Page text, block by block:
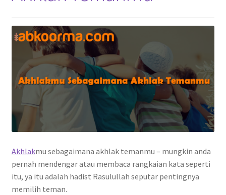
Akhlakmu sebagaimana akhlak temanmu – mungkin anda
pernah mendengar atau membaca rangkaian kata seperti
itu, ya itu adalah hadist Rasulullah seputar pentingnya
memilih teman.